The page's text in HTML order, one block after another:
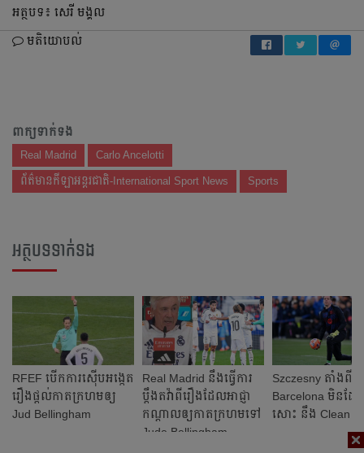
អត្ថបទ៖ សេរី មង្គល
មតិយោបល់
ពាក្យទាក់ទង
Real Madrid Carlo Ancelotti
ព័ត៌មានកីឡាអន្តរជាតិ-International Sport News Sports
អត្ថបទទាក់ទង
RFEF បើក​ការ​ស៊ើប​អង្កេត​
រឿង​ផ្ដល់​កាត​ក្រហម​ឲ្យ
Jud Bellingham
Real Madrid នឹង​ធ្វើ​ការ​
ប្ដឹង​តវ៉ា​ពី​រឿង​ដែល​អាជ្ញា
កណ្ដាល​ឲ្យ​កាត​ក្រហម​ទៅ​
Jude Bellingham
Szczesny តាំង​ពី​
Barcelona មិនដ
សោះ នឹង​ Clean